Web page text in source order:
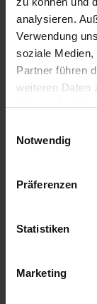
analysieren.
Verwendung
soziale Medien,
Partner führen
weiteren Daten
Notwendig
Präferenzen
Statistiken
Marketing
Presse &